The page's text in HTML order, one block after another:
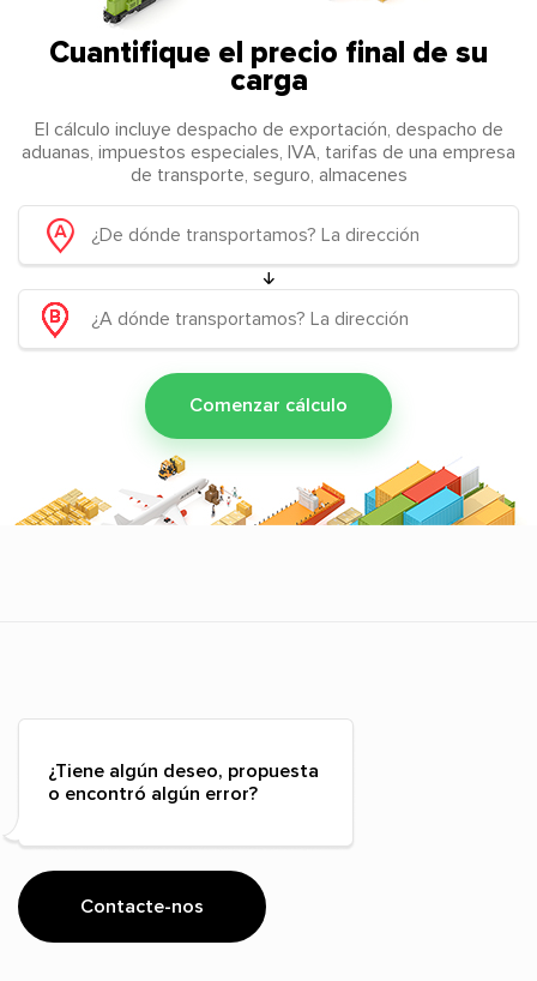
Cuantifique el precio final de su
carga
El cálculo incluye despacho de exportación, despacho de
aduanas, impuestos especiales, IVA, tarifas de una empresa
de transporte, seguro, almacenes
Comenzar cálculo
¿Tiene algún deseo, propuesta
o encontró algún error?
Contacte-nos